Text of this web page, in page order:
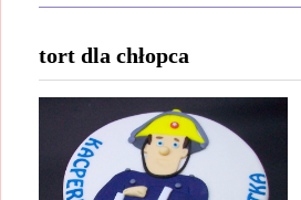
tort dla chłopca